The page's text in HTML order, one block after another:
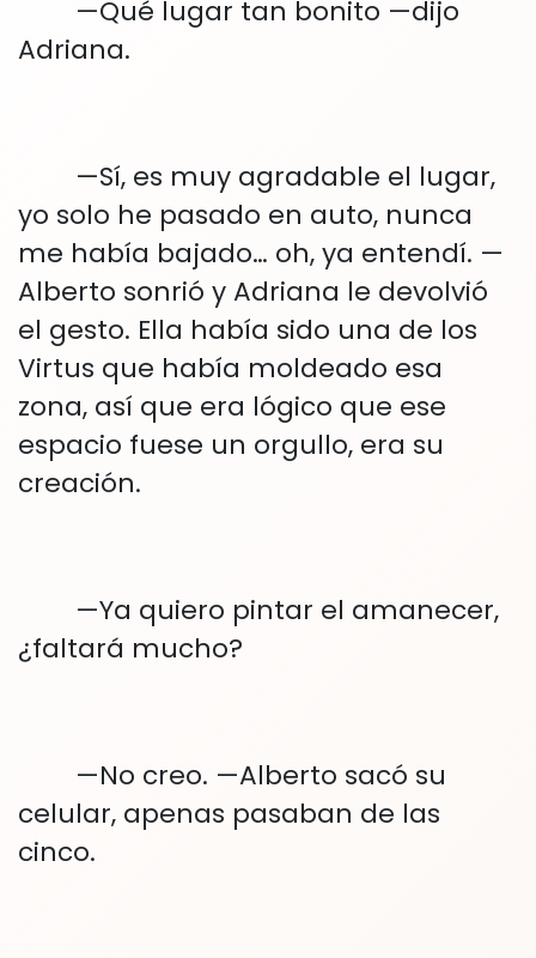
—Qué lugar tan bonito —dijo
Adriana.
—Sí, es muy agradable el lugar,
yo solo he pasado en auto, nunca
me había bajado… oh, ya entendí. —
Alberto sonrió y Adriana le devolvió
el gesto. Ella había sido una de los
Virtus que había moldeado esa
zona, así que era lógico que ese
espacio fuese un orgullo, era su
creación.
—Ya quiero pintar el amanecer,
¿faltará mucho?
—No creo. —Alberto sacó su
celular, apenas pasaban de las
cinco.